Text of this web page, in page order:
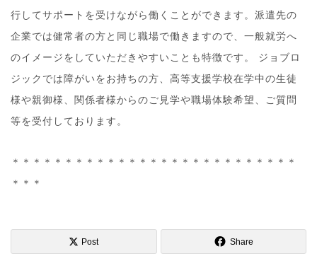
行してサポートを受けながら働くことができます。派遣先の
企業では健常者の方と同じ職場で働きますので、一般就労へ
のイメージをしていただきやすいことも特徴です。 ジョブロ
ジックでは障がいをお持ちの方、高等支援学校在学中の生徒
様や親御様、関係者様からのご見学や職場体験希望、ご質問
等を受付しております。
＊＊＊＊＊＊＊＊＊＊＊＊＊＊＊＊＊＊＊＊＊＊＊＊＊＊＊
＊＊＊
Post Share